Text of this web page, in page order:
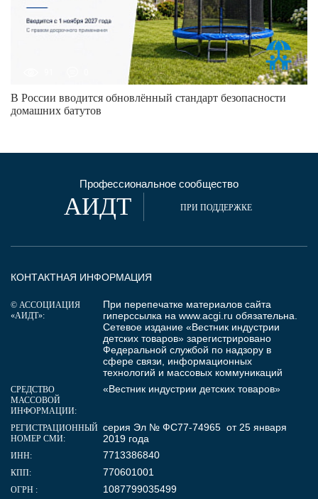
В России вводится обновлённый стандарт безопасности
домашних батутов
Профессиональное сообщество
АИДТ ПРИ ПОДДЕРЖКЕ
КОНТАКТНАЯ ИНФОРМАЦИЯ
© АССОЦИАЦИЯ
«АИДТ»:
При перепечатке материалов сайта
гиперссылка на www.acgi.ru обязательна.
Сетевое издание «Вестник индустрии
детских товаров» зарегистрировано
Федеральной службой по надзору в
сфере связи, информационных
технологий и массовых коммуникаций
СРЕДСТВО
МАССОВОЙ
ИНФОРМАЦИИ:
«Вестник индустрии детских товаров»
РЕГИСТРАЦИОННЫЙ
НОМЕР СМИ:
серия Эл № ФС77-74965 от 25 января
2019 года
ИНН: 7713386840
КПП: 770601001
ОГРН : 1087799035499